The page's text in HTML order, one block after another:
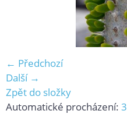
← Předchozí
Další →
Zpět do složky
Automatické procházení: 3